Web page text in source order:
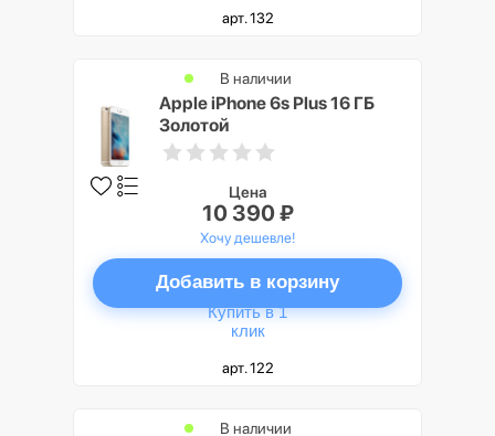
арт. 132
Apple iPhone 6s Plus 16 ГБ
Золотой
В наличии
Цена
10 390 ₽
Хочу дешевле!
Добавить в корзину
Купить в 1
клик
арт. 122
В наличии